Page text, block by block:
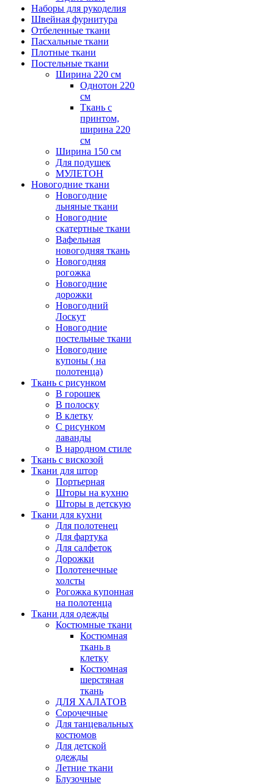
Наборы для рукоделия
Швейная фурнитура
Отбеленные ткани
Пасхальные ткани
Плотные ткани
Постельные ткани
Ширина 220 см
Однотон 220
см
Ткань с
принтом,
ширина 220
см
Ширина 150 см
Для подушек
МУЛЕТОН
Новогодние ткани
Новогодние
льняные ткани
Новогодние
скатертные ткани
Вафельная
новогодняя ткань
Новогодняя
рогожка
Новогодние
дорожки
Новогодний
Лоскут
Новогодние
постельные ткани
Новогодние
купоны ( на
полотенца)
Ткань с рисунком
В горошек
В полоску
В клетку
С рисунком
лаванды
В народном стиле
Ткань с вискозой
Ткани для штор
Портьерная
Шторы на кухню
Шторы в детскую
Ткани для кухни
Для полотенец
Для фартука
Для салфеток
Дорожки
Полотенечные
холсты
Рогожка купонная
на полотенца
Ткани для одежды
Костюмные ткани
Костюмная
ткань в
клетку
Костюмная
шерстяная
ткань
ДЛЯ ХАЛАТОВ
Сорочечные
Для танцевальных
костюмов
Для детской
одежды
Летние ткани
Блузочные